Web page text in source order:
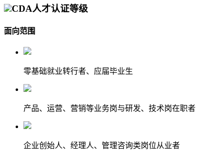
CDA人才认证等级
面向范围
零基础就业转行者、应届毕业生
产品、运营、营销等业务岗与研发、技术岗在职者
企业创始人、经理人、管理咨询类岗位从业者